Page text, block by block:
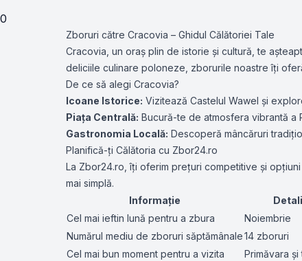
0
Zboruri către Cracovia – Ghidul Călătoriei Tale
Cracovia, un oraș plin de istorie și cultură, te
deliciile culinare poloneze, zborurile noastre îți
De ce să alegi Cracovia?
Icoane Istorice: Vizitează Castelul Wawel și
Piața Centrală: Bucură-te de atmosfera vibrantă a
Gastronomia Locală: Descoperă mâncăruri
Planifică-ți Călătoria cu Zbor24.ro
La Zbor24.ro, îți oferim prețuri competitive și
mai simplă.
Informație
Cel mai ieftin lună pentru a zbura
Noiembrie
Numărul mediu de zboruri săptămânale14 zboruri
Cel mai bun moment pentru a vizita
Primăvara și